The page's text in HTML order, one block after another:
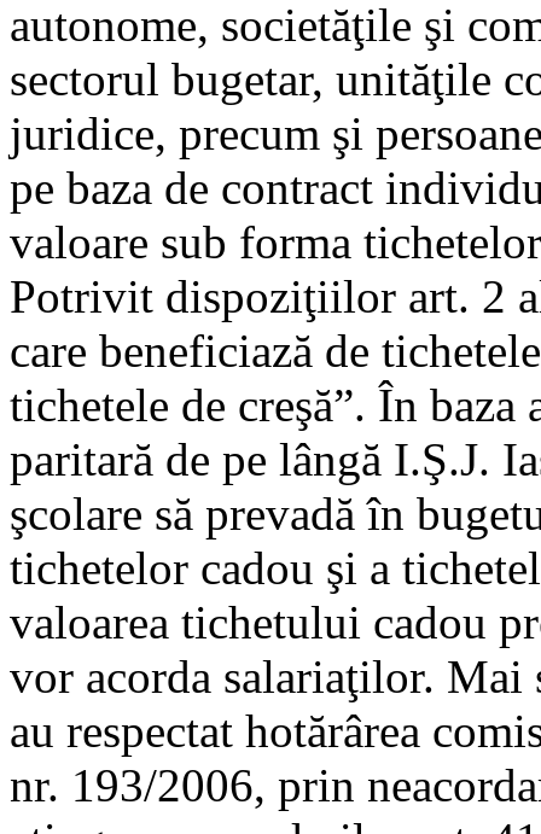
autonome, societăţile şi
sectorul bugetar, unităţile
juridice, precum şi
pe baza de contract
valoare sub forma
Potrivit dispoziţiilor art. 2
care beneficiază de
tichetele de creşă”. În
paritară de pe lângă I.Ş.J.
şcolare să prevadă în
tichetelor cadou şi a
valoarea tichetului cadou
vor acorda salariaţilor. Mai
au respectat hotărârea
nr. 193/2006, prin